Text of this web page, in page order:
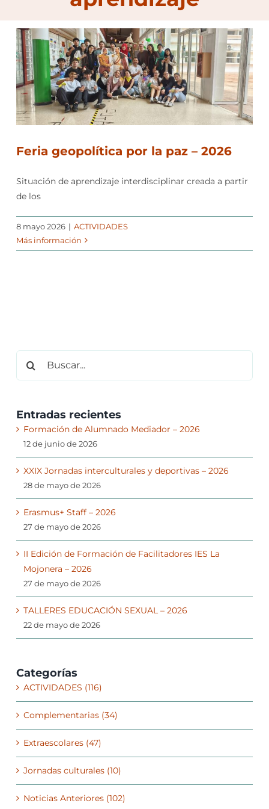
Feria geopolítica por la paz – 2026
Situación de aprendizaje interdisciplinar creada a partir
de los
8 mayo 2026 | ACTIVIDADES
Más información
Entradas recientes
Formación de Alumnado Mediador – 2026
12 de junio de 2026
XXIX Jornadas interculturales y deportivas – 2026
28 de mayo de 2026
Erasmus+ Staff – 2026
27 de mayo de 2026
II Edición de Formación de Facilitadores IES La
Mojonera – 2026
27 de mayo de 2026
TALLERES EDUCACIÓN SEXUAL – 2026
22 de mayo de 2026
Categorías
ACTIVIDADES (116)
Complementarias (34)
Extraescolares (47)
Jornadas culturales (10)
Noticias Anteriores (102)